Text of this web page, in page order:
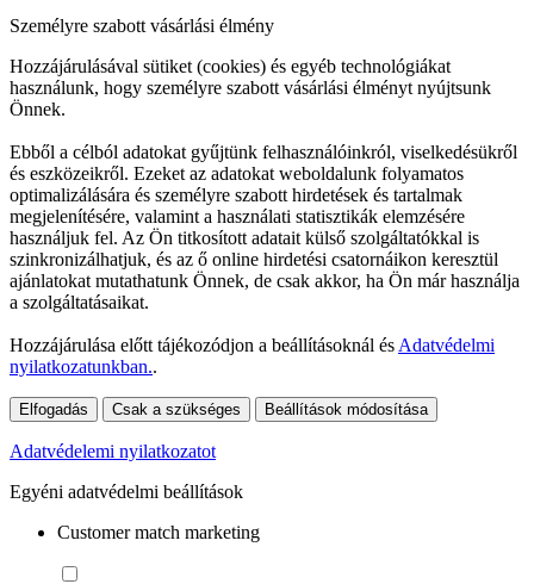
Személyre szabott vásárlási élmény
Hozzájárulásával sütiket (cookies) és egyéb technológiákat
használunk, hogy személyre szabott vásárlási élményt nyújtsunk
Önnek.
Ebből a célból adatokat gyűjtünk felhasználóinkról, viselkedésükről
és eszközeikről. Ezeket az adatokat weboldalunk folyamatos
optimalizálására és személyre szabott hirdetések és tartalmak
megjelenítésére, valamint a használati statisztikák elemzésére
használjuk fel. Az Ön titkosított adatait külső szolgáltatókkal is
szinkronizálhatjuk, és az ő online hirdetési csatornáikon keresztül
ajánlatokat mutathatunk Önnek, de csak akkor, ha Ön már használja
a szolgáltatásaikat.
Hozzájárulása előtt tájékozódjon a beállításoknál és Adatvédelmi
nyilatkozatunkban..
Elfogadás Csak a szükséges Beállítások módosítása
Adatvédelemi nyilatkozatot
Egyéni adatvédelmi beállítások
Customer match marketing